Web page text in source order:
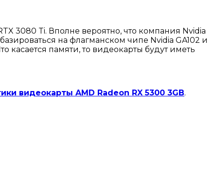
3080 Ti. Вполне вероятно, что компания Nvidia
на флагманском чипе Nvidia GA102 и
касается памяти, то видеокарты будут иметь
видеокарты AMD Radeon RX 5300 3GB.